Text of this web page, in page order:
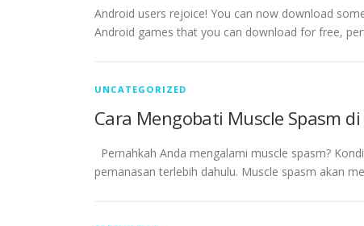
Android users rejoice! You can now download
Android games that you can download for free,
UNCATEGORIZED
Cara Mengobati Muscle Spasm
Pernahkah Anda mengalami muscle spasm?
pemanasan terlebih dahulu. Muscle spasm akan